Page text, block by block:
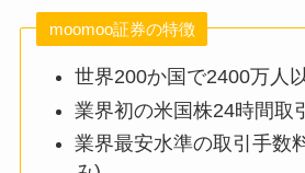
moomoo証券の特徴
世界200か国で2400万人
業界初の米国株24時間取引
業界最安水準の取引手数